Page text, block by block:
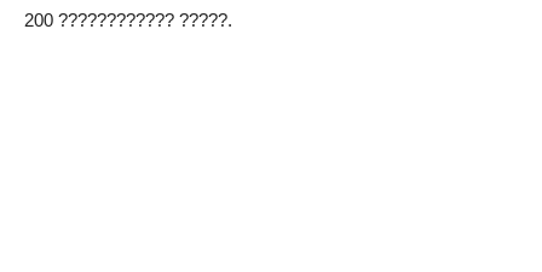
200 ???????????? ?????.